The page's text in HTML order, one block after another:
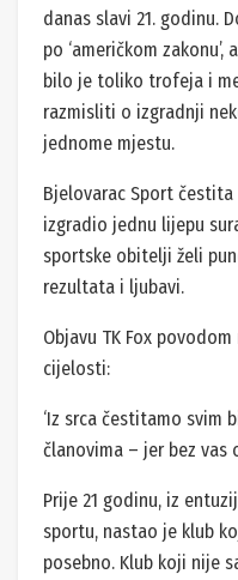
danas slavi 21. godinu.
po ‘američkom
bilo je toliko trofeja i
razmisliti o izgradnji
jednome mjestu.
Bjelovarac Sport
izgradio jednu lijepu
sportske obitelji želi
rezultata i ljubavi.
Objavu TK Fox
cijelosti:
‘Iz srca čestitamo svim
članovima – jer bez vas
Prije 21 godinu, iz
sportu, nastao je klub
posebno. Klub koji nije